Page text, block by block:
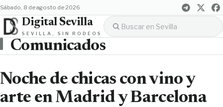
sábado, 8 de agosto de 2026
Digital Sevilla
SEVILLA, SIN RODEOS
Comunicados
Noche de chicas con vino y
arte en Madrid y Barcelona